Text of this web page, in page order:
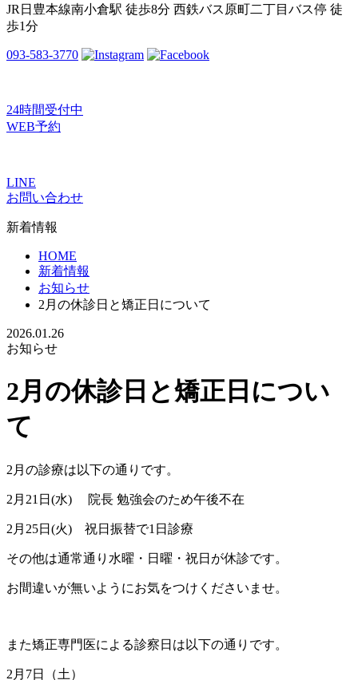
JR日豊本線南小倉駅 徒歩8分 西鉄バス原町二丁目バス停 徒
歩1分
093-583-3770
24時間受付中
WEB予約
LINE
お問い合わせ
新着情報
HOME
新着情報
お知らせ
2月の休診日と矯正日について
2026.01.26
お知らせ
2月の休診日と矯正日につい
て
2月の診療は以下の通りです。
2月21日(水) 院長 勉強会のため午後不在
2月25日(火) 祝日振替で1日診療
その他は通常通り水曜・日曜・祝日が休診です。
お間違いが無いようにお気をつけくださいませ。
また矯正専門医による診察日は以下の通りです。
2月7日（土）